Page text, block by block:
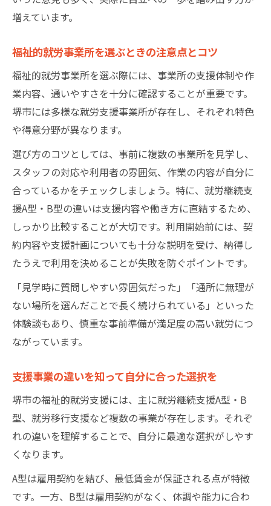
増えています。
福祉的就労事業所を選ぶときの注意点とコツ
福祉的就労事業所を選ぶ際には、事業所の支援体制や作
業内容、通いやすさを十分に確認することが重要です。
堺市には多様な就労支援事業所が存在し、それぞれ特色
や得意分野が異なります。
選び方のコツとしては、事前に複数の事業所を見学し、
スタッフの対応や利用者の雰囲気、作業の内容が自分に
合っているかをチェックしましょう。特に、就労継続支
援A型・B型の違いは支援内容や働き方に直結するため、
しっかり比較することが大切です。利用開始前には、契
約内容や支援計画についても十分な説明を受け、納得し
たうえで利用を決めることが失敗を防ぐポイントです。
「見学時に質問しやすい雰囲気だった」「通所に無理が
ない場所を選んだことで長く続けられている」といった
体験談もあり、慎重な事前準備が満足度の高い就労につ
ながっています。
支援事業の違いを知って自分に合った選択を
堺市の福祉的就労支援には、主に就労継続支援A型・B
型、就労移行支援など複数の事業が存在します。それぞ
れの違いを理解することで、自分に最適な選択がしやす
くなります。
A型は雇用契約を結び、最低賃金が保証される点が特徴
です。一方、B型は雇用契約がなく、体調や能力に合わ